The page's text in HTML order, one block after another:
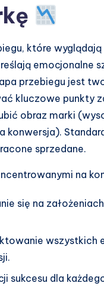
które
emocjonalne
przebiegu jest
kluczowe punkty
obraz marki
konwersja).
sprzedane.
na
się na
wszystkich
sukcesu dla